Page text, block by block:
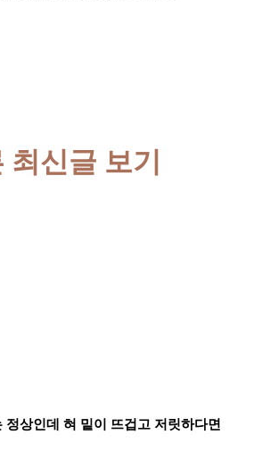
최신글 보기
정상인데 혀 밑이 뜨겁고 저릿하다면